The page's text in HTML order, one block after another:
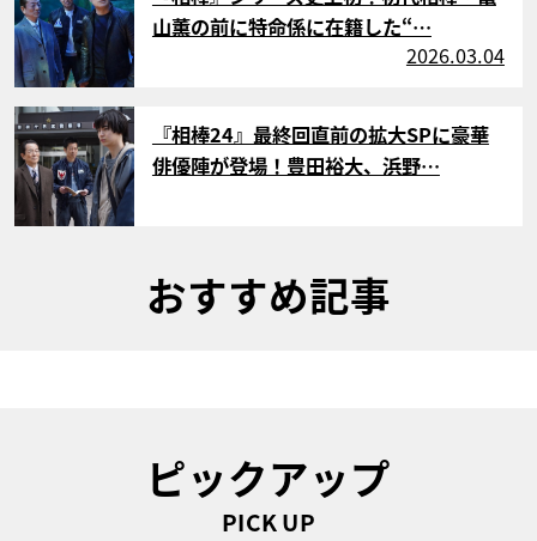
山薫の前に特命係に在籍した“…
2026.03.04
サムネイル
『相棒24』最終回直前の拡大SPに豪華
俳優陣が登場！豊田裕大、浜野…
おすすめ記事
ピックアップ
PICK UP